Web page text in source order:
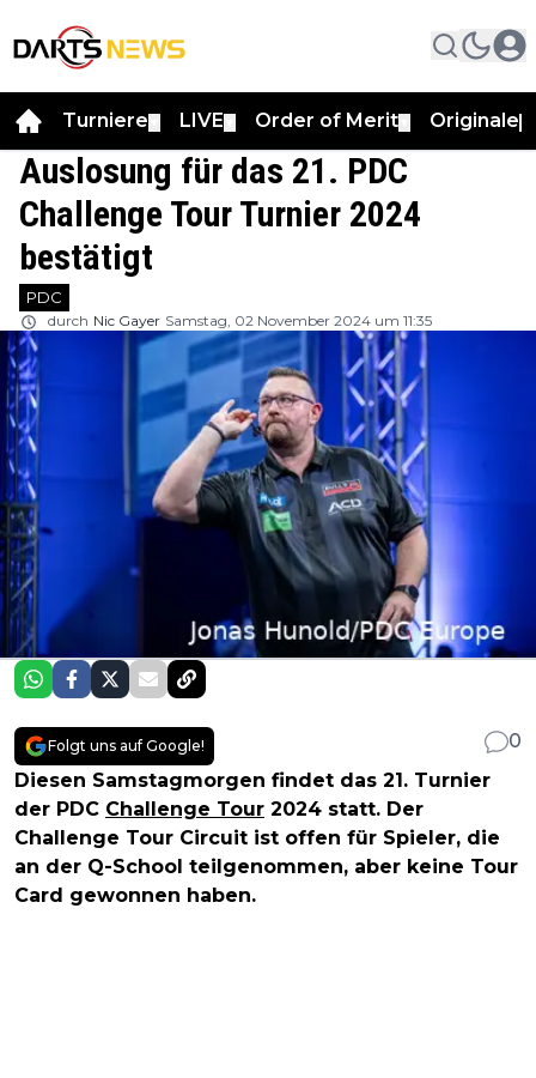
Turniere LIVE Order of Merit Originale
Auslosung für das 21. PDC
Challenge Tour Turnier 2024
bestätigt
PDC
durch Nic Gayer Samstag, 02 November 2024 um 11:35
Folgt uns auf Google!
0
Diesen Samstagmorgen findet das 21. Turnier
der PDC Challenge Tour 2024 statt. Der
Challenge Tour Circuit ist offen für Spieler, die
an der Q-School teilgenommen, aber keine Tour
Card gewonnen haben.